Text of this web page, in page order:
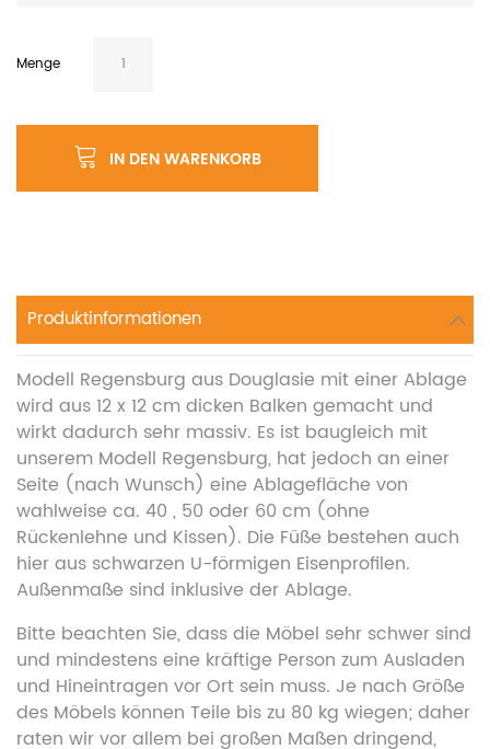
Menge
IN DEN WARENKORB
Produktinformationen
Modell Regensburg aus Douglasie mit einer Ablage
wird aus 12 x 12 cm dicken Balken gemacht und
wirkt dadurch sehr massiv. Es ist baugleich mit
unserem Modell Regensburg, hat jedoch an einer
Seite (nach Wunsch) eine Ablagefläche von
wahlweise ca. 40 , 50 oder 60 cm (ohne
Rückenlehne und Kissen). Die Füße bestehen auch
hier aus schwarzen U-förmigen Eisenprofilen.
Außenmaße sind inklusive der Ablage.
Bitte beachten Sie, dass die Möbel sehr schwer sind
und mindestens eine kräftige Person zum Ausladen
und Hineintragen vor Ort sein muss. Je nach Größe
des Möbels können Teile bis zu 80 kg wiegen; daher
raten wir vor allem bei großen Maßen dringend,